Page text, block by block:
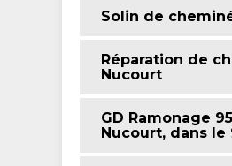
Solin de
Réparation de
Nucourt
GD Ramonage
Nucourt, dans le